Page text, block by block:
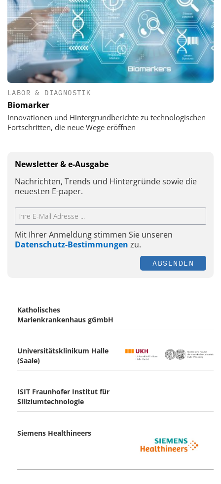
LABOR & DIAGNOSTIK
Biomarker
Innovationen und Hintergrundberichte zu technologischen
Fortschritten, die neue Wege eröffnen
Newsletter & e-Ausgabe
Nachrichten, Trends und Hintergründe sowie die
neuesten E-paper.
Mit Ihrer Anmeldung stimmen Sie unseren
Datenschutz-Bestimmungen zu.
ABSENDEN
Katholisches
Marienkrankenhaus gGmbH
Universitätsklinikum Halle
(Saale)
ISIT Fraunhofer Institut für
Siliziumtechnologie
Siemens Healthineers